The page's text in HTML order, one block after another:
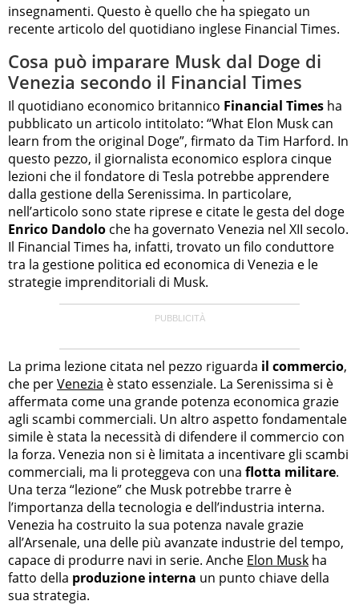
insegnamenti. Questo è quello che ha spiegato un
recente articolo del quotidiano inglese Financial Times.
Cosa può imparare Musk dal Doge di
Venezia secondo il Financial Times
Il quotidiano economico britannico Financial Times ha
pubblicato un articolo intitolato: “What Elon Musk can
learn from the original Doge”, firmato da Tim Harford. In
questo pezzo, il giornalista economico esplora cinque
lezioni che il fondatore di Tesla potrebbe apprendere
dalla gestione della Serenissima. In particolare,
nell’articolo sono state riprese e citate le gesta del doge
Enrico Dandolo che ha governato Venezia nel XII secolo.
Il Financial Times ha, infatti, trovato un filo conduttore
tra la gestione politica ed economica di Venezia e le
strategie imprenditoriali di Musk.
La prima lezione citata nel pezzo riguarda il commercio,
che perVenezia è stato essenziale. La Serenissima si è
affermata come una grande potenza economica grazie
agli scambi commerciali. Un altro aspetto fondamentale
simile è stata la necessità di difendere il commercio con
la forza. Venezia non si è limitata a incentivare gli scambi
commerciali, ma li proteggeva con una flotta militare.
Una terza “lezione” che Musk potrebbe trarre è
l’importanza della tecnologia e dell’industria interna.
Venezia ha costruito la sua potenza navale grazie
all’Arsenale, una delle più avanzate industrie del tempo,
capace di produrre navi in serie. Anche Elon Musk ha
fatto della produzione interna un punto chiave della
sua strategia.